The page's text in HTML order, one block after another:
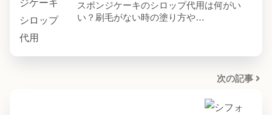
スポンジケーキのシロップ代用は何がい
い？刷毛がない時の塗り方や…
次の記事